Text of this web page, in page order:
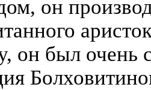
он
он был